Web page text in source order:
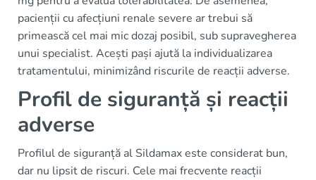
pacienții cu afecțiuni renale severe ar trebui să
primească cel mai mic dozaj posibil, sub supravegherea
unui specialist. Acești pași ajută la individualizarea
tratamentului, minimizând riscurile de reacții adverse.
Profil de siguranță și reacții
adverse
Profilul de siguranță al Sildamax este considerat bun,
dar nu lipsit de riscuri. Cele mai frecvente reacții